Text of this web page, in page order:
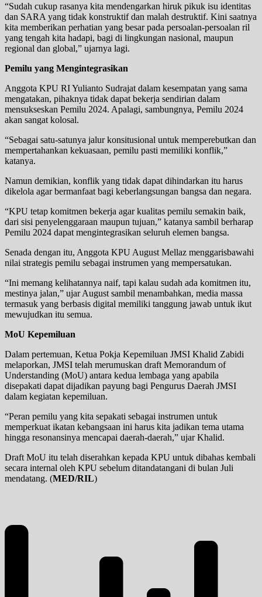
“Sudah cukup rasanya kita mendengarkan hiruk pikuk isu identitas
dan SARA yang tidak konstruktif dan malah destruktif. Kini saatnya
kita memberikan perhatian yang besar pada persoalan-persoalan ril
yang tengah kita hadapi, bagi di lingkungan nasional, maupun
regional dan global,” ujarnya lagi.
Pemilu yang Mengintegrasikan
Anggota KPU RI Yulianto Sudrajat dalam kesempatan yang sama
mengatakan, pihaknya tidak dapat bekerja sendirian dalam
mensukseskan Pemilu 2024. Apalagi, sambungnya, Pemilu 2024
akan sangat kolosal.
“Sebagai satu-satunya jalur konsitusional untuk memperebutkan dan
mempertahankan kekuasaan, pemilu pasti memiliki konflik,”
katanya.
Namun demikian, konflik yang tidak dapat dihindarkan itu harus
dikelola agar bermanfaat bagi keberlangsungan bangsa dan negara.
“KPU tetap komitmen bekerja agar kualitas pemilu semakin baik,
dari sisi penyelenggaraan maupun tujuan,” katanya sambil berharap
Pemilu 2024 dapat mengintegrasikan seluruh elemen bangsa.
Senada dengan itu, Anggota KPU August Mellaz menggarisbawahi
nilai strategis pemilu sebagai instrumen yang mempersatukan.
“Ini memang kelihatannya naif, tapi kalau sudah ada komitmen itu,
mestinya jalan,” ujar August sambil menambahkan, media massa
termasuk yang berbasis digital memiliki tanggung jawab untuk ikut
mewujudkan itu semua.
MoU Kepemiluan
Dalam pertemuan, Ketua Pokja Kepemiluan JMSI Khalid Zabidi
melaporkan, JMSI telah merumuskan draft Memorandum of
Understanding (MoU) antara kedua lembaga yang apabila
disepakati dapat dijadikan payung bagi Pengurus Daerah JMSI
dalam kegiatan kepemiluan.
“Peran pemilu yang kita sepakati sebagai instrumen untuk
memperkuat ikatan kebangsaan ini harus kita jadikan tema utama
hingga resonansinya mencapai daerah-daerah,” ujar Khalid.
Draft MoU itu telah diserahkan kepada KPU untuk dibahas kembali
secara internal oleh KPU sebelum ditandatangani di bulan Juli
mendatang. (MED/RIL)